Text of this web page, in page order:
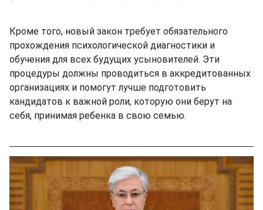
Кроме того, новый закон требует обязательного
прохождения психологической диагностики и
обучения для всех будущих усыновителей. Эти
процедуры должны проводиться в аккредитованных
организациях и помогут лучше подготовить
кандидатов к важной роли, которую они берут на
себя, принимая ребенка в свою семью.